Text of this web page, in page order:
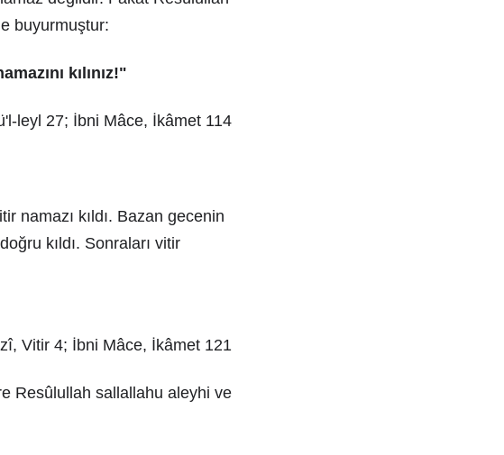
buyurmuştur:
kılınız!"
leyl 27; İbni Mâce, İkâmet 114
namazı kıldı. Bazan gecenin
kıldı. Sonraları vitir
Vitir 4; İbni Mâce, İkâmet 121
Resûlullah sallallahu aleyhi ve